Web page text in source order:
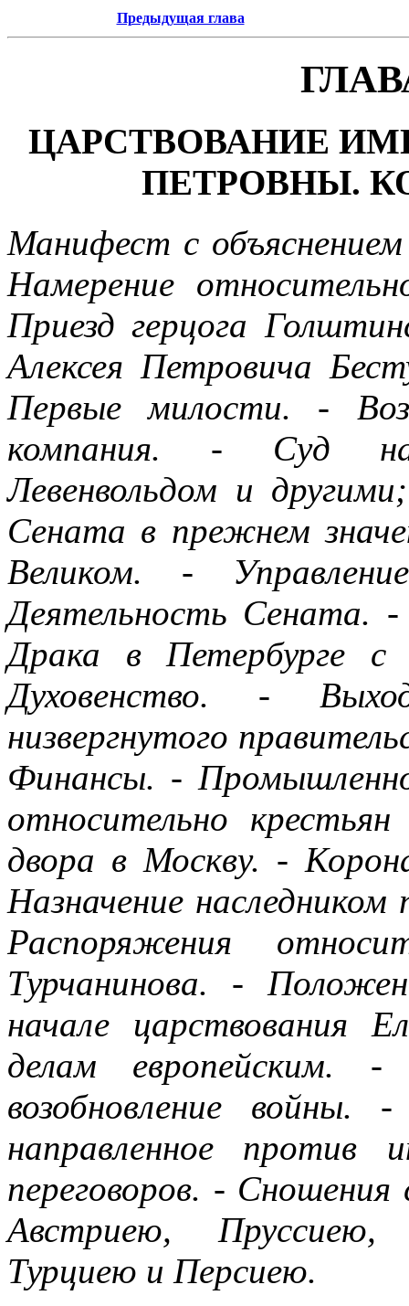
Предыдущая глава
ЦАРСТВОВАНИЕ
ПЕТРОВНЫ.
Манифест с
Намерение
Приезд герцога
Алексея Петровича
Первые милости. -
компания. - Суд
Левенвольдом и
Сената в прежнем
Великом. -
Деятельность Сената.
Драка в Петербурге
Духовенство. -
низвергнутого
Финансы. -
относительно
двора в Москву. -
Назначение
Распоряжения
Турчанинова. -
начале царствования
делам европейским.
возобновление войны.
направленное против
переговоров. -
Австриею, Пруссиею,
Турциею и Персиею.